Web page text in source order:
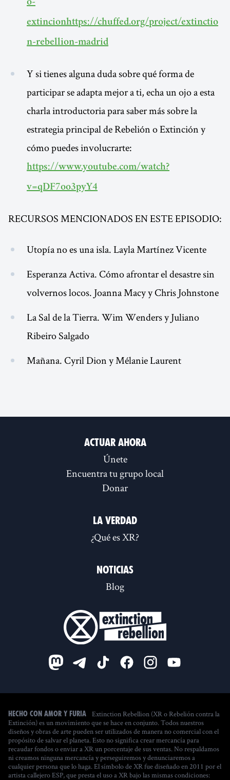
o-
extincionhttps://chuffed.org/project/extinctio
n-rebellion-madrid
Y si tienes alguna duda sobre qué forma de
participar se adapta mejor a ti, echa un ojo a esta
charla introductoria para saber más sobre la
estrategia principal de Rebelión o Extinción y
cómo puedes involucrarte:
https://www.youtube.com/watch?
v=qDF7oo3pyY4
RECURSOS MENCIONADOS EN ESTE EPISODIO:
Utopía no es una isla. Layla Martínez Vicente
Esperanza Activa. Cómo afrontar el desastre sin
volvernos locos. Joanna Macy y Chris Johnstone
La Sal de la Tierra. Wim Wenders y Juliano
Ribeiro Salgado
Mañana. Cyril Dion y Mélanie Laurent
Actuar ahora
Únete
Encuentra tu grupo local
Donar
La verdad
¿Qué es XR?
Noticias
Blog
Hecho con amor y furia
Extinction Rebellion (XR o Rebelión contra la
Extinción) es un movimiento que se hace en conjunto. Todos nuestros
diseños y obras de arte pueden ser utilizados de manera no comercial con el
propósito de salvar el planeta. Esto no significa crear mercancía para
recaudar fondos o enviar a XR un porcentaje de sus ventas. No respaldamos
ni creamos ninguna mercancía y perseguiremos y denunciaremos a
cualquier persona que lo haga. El símbolo de XR fue diseñado en 2011 por el
artista callejero ESP, que presta el uso a XR bajo las mismas condiciones: